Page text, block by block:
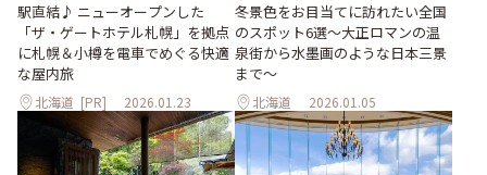
駅直結♪ ニューオープンした
「ザ・ゲートホテル札幌」を拠点
に札幌＆小樽を電車でめぐる快適
な屋内旅
北海道 [PR] 2026.01.23
冬景色をお目当てに訪れたい全国
のスポット6選〜大正ロマンの温
泉街から水墨画のような日本三景
まで〜
北海道 2026.01.05